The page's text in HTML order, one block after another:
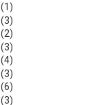
(1)
(3)
(2)
(3)
(4)
(3)
(6)
(3)